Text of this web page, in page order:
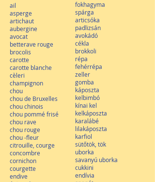
ail
asperge
artichaut
aubergine
avocat
betterave rouge
brocolis
carotte
carotte blanche
cèleri
champignon
chou
chou de Bruxelles
chou chinois
chou pommé frisé
chou rave
chou rouge
chou -fleur
citrouille, courge
concombre
cornichon
courgette
endive
fokhagyma
spárga
articsóka
padlizsán
avokádó
cékla
brokkoli
répa
fehérrépa
zeller
gomba
káposzta
kelbimbó
kínai kel
kelkáposzta
karalábé
lilakáposzta
karfiol
sütőtök, tök
uborka
savanyú uborka
cukkini
endívia